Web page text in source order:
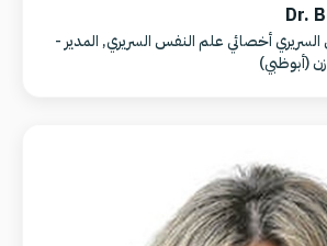
Dr.
أخصائي علم النفس السريري, المدير -
(أبوظبي)